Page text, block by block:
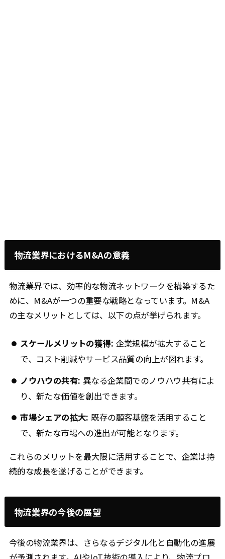
物流業界におけるM&Aの意義
物流業界では、効率的な物流ネットワークを構築するた
めに、M&Aが一つの重要な戦略となっています。M&A
の主なメリットとしては、以下の点が挙げられます。
スケールメリットの獲得: 企業規模が拡大すること
で、コスト削減やサービス品質の向上が図れます。
ノウハウの共有: 異なる企業間でのノウハウ共有によ
り、新たな価値を創出できます。
市場シェアの拡大: 既存の顧客基盤を活用すること
で、新たな市場への進出が可能となります。
これらのメリットを最大限に活用することで、企業は持
続的な成長を遂げることができます。
物流業界の今後の展望
今後の物流業界は、さらなるデジタル化と自動化の進展